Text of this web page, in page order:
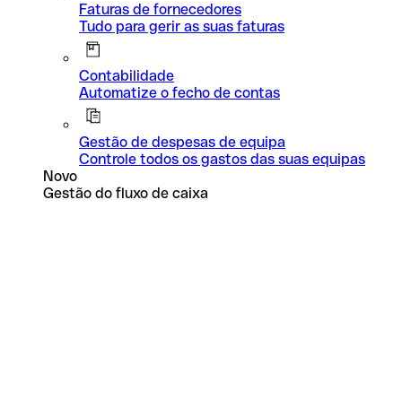
Faturas de fornecedores
Tudo para gerir as suas faturas
Contabilidade
Automatize o fecho de contas
Gestão de despesas de equipa
Controle todos os gastos das suas equipas
Novo
Gestão do fluxo de caixa